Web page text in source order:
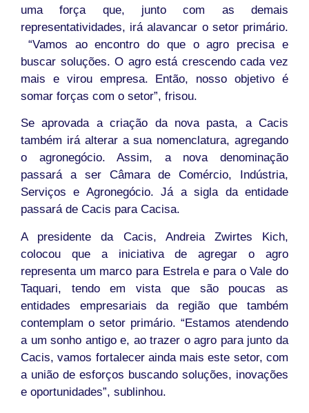
uma força que, junto com as demais
representatividades, irá alavancar o setor primário.
“Vamos ao encontro do que o agro precisa e
buscar soluções. O agro está crescendo cada vez
mais e virou empresa. Então, nosso objetivo é
somar forças com o setor”, frisou.
Se aprovada a criação da nova pasta, a Cacis
também irá alterar a sua nomenclatura, agregando
o agronegócio. Assim, a nova denominação
passará a ser Câmara de Comércio, Indústria,
Serviços e Agronegócio. Já a sigla da entidade
passará de Cacis para Cacisa.
A presidente da Cacis, Andreia Zwirtes Kich,
colocou que a iniciativa de agregar o agro
representa um marco para Estrela e para o Vale do
Taquari, tendo em vista que são poucas as
entidades empresariais da região que também
contemplam o setor primário. “Estamos atendendo
a um sonho antigo e, ao trazer o agro para junto da
Cacis, vamos fortalecer ainda mais este setor, com
a união de esforços buscando soluções, inovações
e oportunidades”, sublinhou.